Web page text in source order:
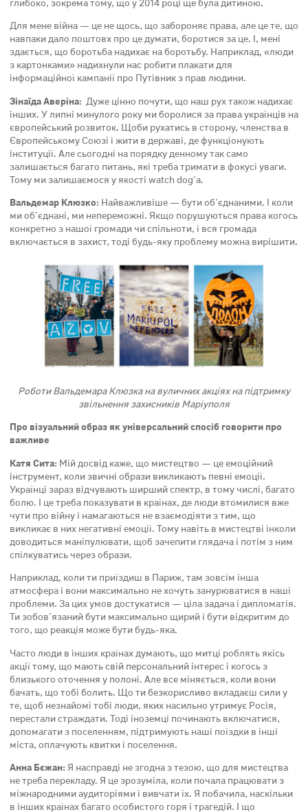
глибоко, зокрема тому, що у 2014 році ще була дитиною.
Для мене війна — це не щось, що забороняє права, але це те, що
навпаки дало поштовх про це думати, боротися за це. І, мені
здається, що боротьба надихає на боротьбу. Наприклад, «люди
з картонками» надихнули нас робити плакати для
інформаційної кампанії про Путівник з прав людини.
Зінаїда Аверіна: Дуже цінно почути, що наш рух також надихає
інших. У липні минулого року ми боролися за права українців на
європейський розвиток. Щоби рухатись в сторону, членства в
Європейському Союзі і жити в державі, де функціонують
інституції. Але сьогодні на порядку денному так само
залишається багато питань, які треба тримати в фокусі уваги.
Тому ми залишаємося у якості watch dog’а.
Вальдемар Клюзко: Найважливіше — бути об’єднаними. І коли
ми об’єднані, ми непереможні. Якщо порушуються права когось
конкретно з нашої громади чи спільноти, і вся громада
включається в захист, тоді будь-яку проблему можна вирішити.
Роботи Вальдемара Клюзка на вуличних акціях на підтримку
звільнення захисників Маріуполя
Про візуальний образ як універсальний спосіб говорити про
важливе
Катя Сита: Мій досвід каже, що мистецтво — це емоційний
інструмент, коли звичні образи викликають певні емоції.
Українці зараз відчувають ширший спектр, в тому числі, багато
болю. І це треба показувати в країнах, де люди втомилися вже
чути про війну і намагаються не взаємодіяти з тим, що
викликає в них негативні емоції. Тому навіть в мистецтві інколи
доводиться маніпулювати, щоб зачепити глядача і потім з ним
спілкуватись через образи.
Наприклад, коли ти приїздиш в Париж, там зовсім інша
атмосфера і вони максимально не хочуть занурюватися в наші
проблеми. За цих умов достукатися — ціла задача і дипломатія.
Ти зобов’язаний бути максимально щирий і бути відкритим до
того, що реакція може бути будь-яка.
Часто люди в інших країнах думають, що митці роблять якісь
акції тому, що мають свій персональний інтерес і когось з
близького оточення у полоні. Але все міняється, коли вони
бачать, що тобі болить. Що ти безкорисливо вкладаєш сили у
те, щоб незнайомі тобі люди, яких насильно утримує Росія,
перестали страждати. Тоді іноземці починають включатися,
допомагати з поселенням, підтримують наші поїздки в інші
міста, оплачують квитки і поселення.
Анна Бєжан: Я насправді не згодна з тезою, що для мистецтва
не треба перекладу. Я це зрозуміла, коли почала працювати з
міжнародними аудиторіями і вивчати їх. Я побачила, наскільки
в інших країнах багато особистого горя і трагедій. І що